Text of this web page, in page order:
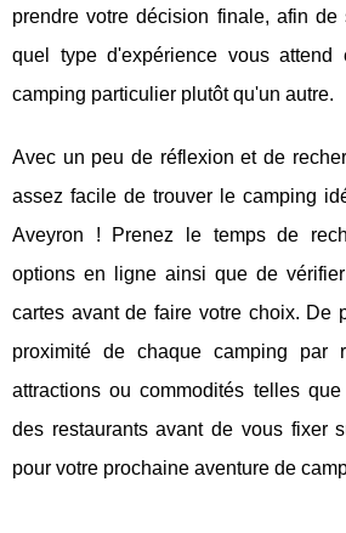
prendre votre décision finale, afin de
quel type d'expérience vous attend
camping particulier plutôt qu'un autre.
Avec un peu de réflexion et de
assez facile de trouver le camping
Aveyron ! Prenez le temps de
options en ligne ainsi que de
cartes avant de faire votre choix. De
proximité de chaque camping par
attractions ou commodités telles
des restaurants avant de vous fixer
pour votre prochaine aventure de